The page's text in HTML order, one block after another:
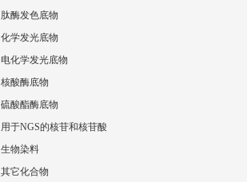
肽酶发色底物
化学发光底物
电化学发光底物
核酸酶底物
硫酸酯酶底物
用于NGS的核苷和核苷酸
生物染料
其它化合物